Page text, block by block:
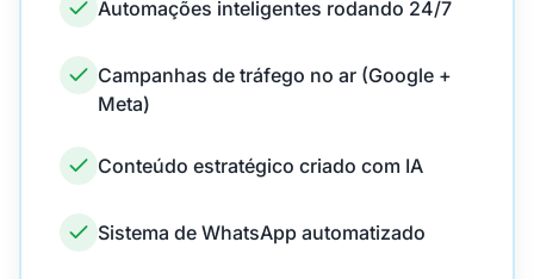
Automações inteligentes rodando 24/7
Campanhas de tráfego no ar (Google +
Meta)
Conteúdo estratégico criado com IA
Sistema de WhatsApp automatizado